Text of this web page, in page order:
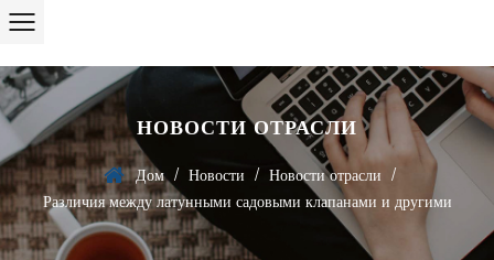
НОВОСТИ ОТРАСЛИ
Дом / Новости / Новости отрасли
/
Различия между латунными садовыми клапанами и другими